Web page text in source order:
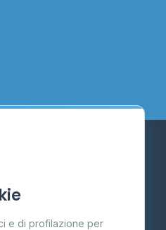
e di profilazione per